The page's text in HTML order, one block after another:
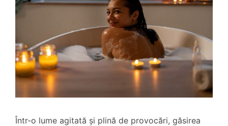
Într-o lume agitată și plină de provocări, găsirea